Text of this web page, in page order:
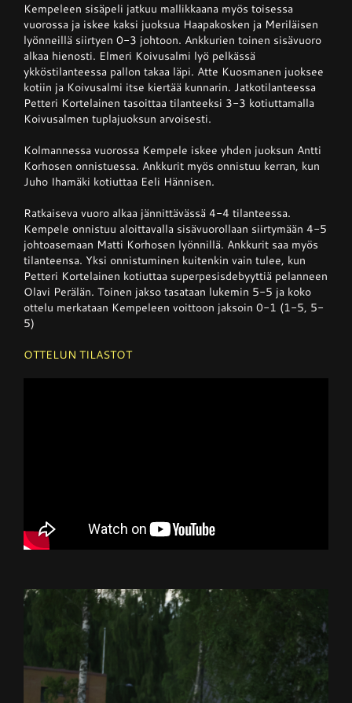
Kempeleen sisäpeli jatkuu mallikkaana myös toisessa
vuorossa ja iskee kaksi juoksua Haapakosken ja Meriläisen
lyönneillä siirtyen 0-3 johtoon. Ankkurien toinen sisävuoro
alkaa hienosti. Elmeri Koivusalmi lyö pelkässä
ykköstilanteessa pallon takaa läpi. Atte Kuosmanen juoksee
kotiin ja Koivusalmi itse kiertää kunnarin. Jatkotilanteessa
Petteri Kortelainen tasoittaa tilanteeksi 3-3 kotiuttamalla
Koivusalmen tuplajuoksun arvoisesti.
Kolmannessa vuorossa Kempele iskee yhden juoksun Antti
Korhosen onnistuessa. Ankkurit myös onnistuu kerran, kun
Juho Ihamäki kotiuttaa Eeli Hännisen.
Ratkaiseva vuoro alkaa jännittävässä 4-4 tilanteessa.
Kempele onnistuu aloittavalla sisävuorollaan siirtymään 4-5
johtoasemaan Matti Korhosen lyönnillä. Ankkurit saa myös
tilanteensa. Yksi onnistuminen kuitenkin vain tulee, kun
Petteri Kortelainen kotiuttaa superpesisdebyyttiä pelanneen
Olavi Perälän. Toinen jakso tasataan lukemin 5-5 ja koko
ottelu merkataan Kempeleen voittoon jaksoin 0-1 (1-5, 5-
5)
OTTELUN TILASTOT